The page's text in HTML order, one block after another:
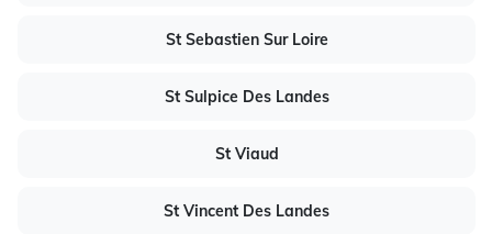
St Sebastien Sur Loire
St Sulpice Des Landes
St Viaud
St Vincent Des Landes